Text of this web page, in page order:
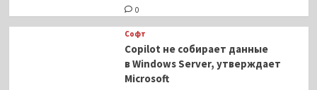
0
Софт
Copilot не собирает данные
в Windows Server, утверждает
Microsoft